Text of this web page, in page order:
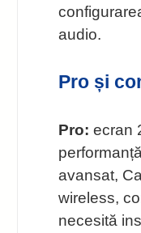
audio.
Pro și
Pro: ecran
avansat,
wireless,
necesită